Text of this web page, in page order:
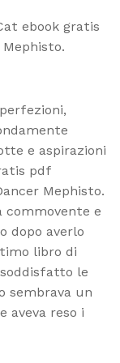
ebook gratis
e aspirazioni
pdf
Mephisto.
commovente e
dopo averlo
libro di
le
sembrava un
aveva reso i